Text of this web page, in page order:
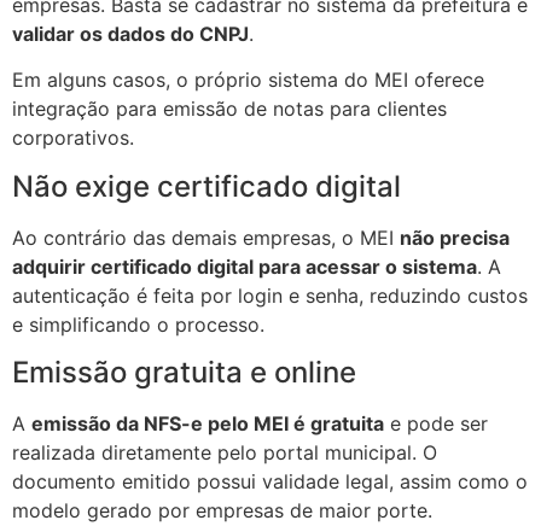
validar os dados do CNPJ.
Em alguns casos, o próprio sistema do MEI oferece
integração para emissão de notas para clientes
corporativos.
Não exige certificado digital
Ao contrário das demais empresas, o MEI não precisa
adquirir certificado digital para acessar o sistema. A
autenticação é feita por login e senha, reduzindo custos
e simplificando o processo.
Emissão gratuita e online
A emissão da NFS-e pelo MEI é gratuita e pode ser
realizada diretamente pelo portal municipal. O
documento emitido possui validade legal, assim como o
modelo gerado por empresas de maior porte.